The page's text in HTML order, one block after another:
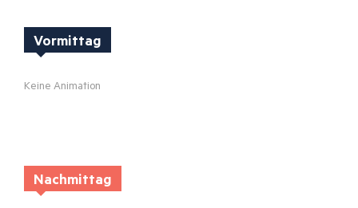
Vormittag
Keine Animation
Nachmittag